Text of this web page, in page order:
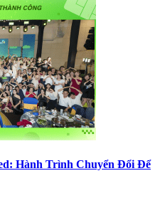
Hành Trình Chuyển Đổi Để